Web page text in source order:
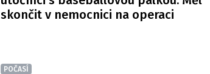
skončit v nemocnici na operaci
POČASÍ